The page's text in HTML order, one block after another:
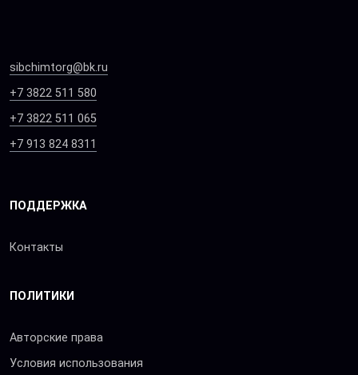
sibchimtorg@bk.ru
+7 3822 511 580
+7 3822 511 065
+7 913 824 8311
ПОДДЕРЖКА
Контакты
ПОЛИТИКИ
Авторские права
Условия использования